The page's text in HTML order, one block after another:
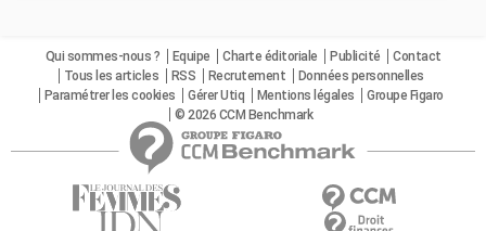
Qui sommes-nous ? Equipe Charte éditoriale Publicité
Contact
Tous les articles
RSS Recrutement
Données personnelles
Paramétrer les cookies
Gérer Utiq Mentions légales
Groupe Figaro
© 2026 CCM Benchmark